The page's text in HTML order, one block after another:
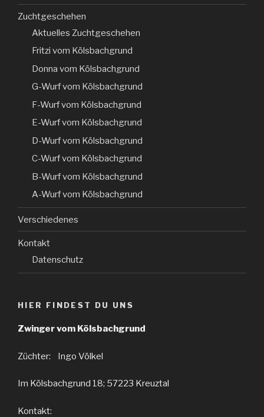
Zuchtgeschehen
Aktuelles Zuchtgeschehen
Fritzi vom Kölsbachgrund
Donna vom Kölsbachgrund
G-Wurf vom Kölsbachgrund
F-Wurf vom Kölsbachgrund
E-Wurf vom Kölsbachgrund
D-Wurf vom Kölsbachgrund
C-Wurf vom Kölsbachgrund
B-Wurf vom Kölsbachgrund
A-Wurf vom Kölsbachgrund
Verschiedenes
Kontakt
Datenschutz
HIER FINDEST DU UNS
Zwinger vom Kölsbachgrund
Züchter: Ingo Völkel
Im Kölsbachgrund 18; 57223 Kreuztal
Kontakt: